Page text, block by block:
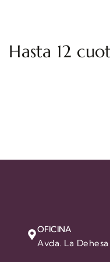
Hasta 12
OFICINA
Avda. La